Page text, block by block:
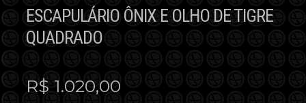
ESCAPULÁRIO ÔNIX E OLHO DE TIGRE
QUADRADO
R$ 1.020,00